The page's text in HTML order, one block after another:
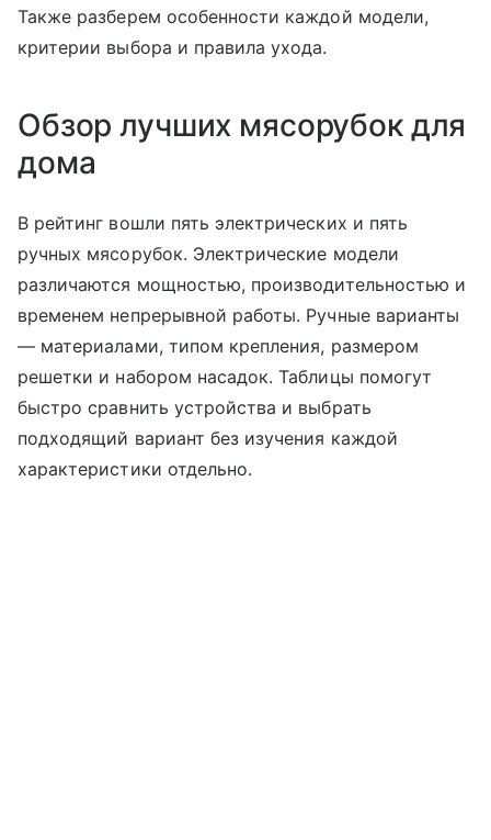
Также разберем особенности каждой модели,
критерии выбора и правила ухода.
Обзор лучших мясорубок для
дома
В рейтинг вошли пять электрических и пять
ручных мясорубок. Электрические модели
различаются мощностью, производительностью и
временем непрерывной работы. Ручные варианты
— материалами, типом крепления, размером
решетки и набором насадок. Таблицы помогут
быстро сравнить устройства и выбрать
подходящий вариант без изучения каждой
характеристики отдельно.